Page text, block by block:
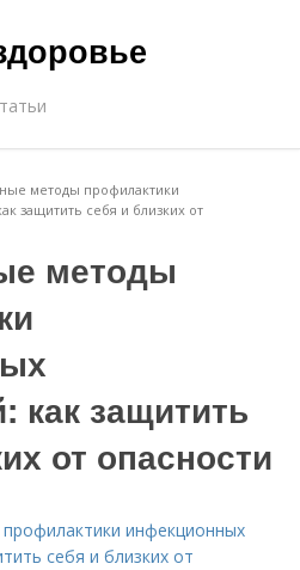
методы профилактики
защитить себя и близких от
методы
как защитить
от опасности
инфекционных
себя и близких от